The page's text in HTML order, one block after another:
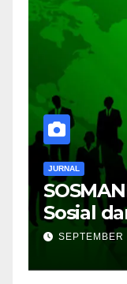
JURNAL
Sosial